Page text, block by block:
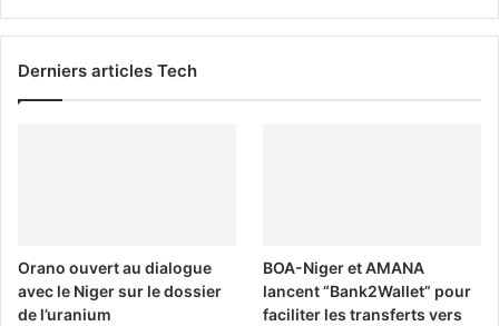
Derniers articles Tech
Orano ouvert au dialogue
avec le Niger sur le dossier
de l’uranium
BOA-Niger et AMANA
lancent “Bank2Wallet” pour
faciliter les transferts vers